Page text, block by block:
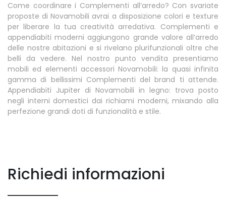
Come coordinare i Complementi all’arredo? Con svariate
proposte di Novamobili avrai a disposizione colori e texture
per liberare la tua creatività arredativa. Complementi e
appendiabiti moderni aggiungono grande valore all’arredo
delle nostre abitazioni e si rivelano plurifunzionali oltre che
belli da vedere. Nel nostro punto vendita presentiamo
mobili ed elementi accessori Novamobili: la quasi infinita
gamma di bellissimi Complementi del brand ti attende.
Appendiabiti Jupiter di Novamobili in legno: trova posto
negli interni domestici dai richiami moderni, mixando alla
perfezione grandi doti di funzionalità e stile.
Richiedi informazioni